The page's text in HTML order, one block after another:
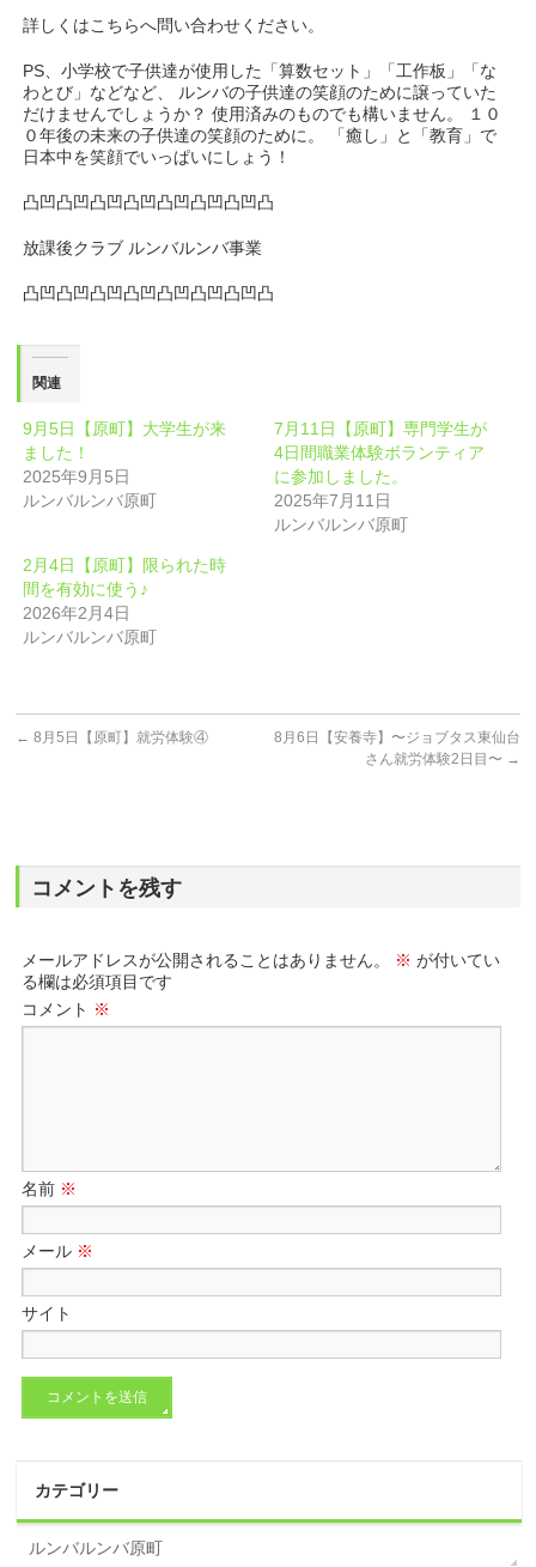
詳しくはこちらへ問い合わせください。
PS、小学校で子供達が使用した「算数セット」「工作板」「な
わとび」などなど、 ルンバの子供達の笑顔のために譲っていた
だけませんでしょうか？ 使用済みのものでも構いません。 １０
０年後の未来の子供達の笑顔のために。 「癒し」と「教育」で
日本中を笑顔でいっぱいにしょう！
凸凹凸凹凸凹凸凹凸凹凸凹凸凹凸
放課後クラブ ルンバルンバ事業
凸凹凸凹凸凹凸凹凸凹凸凹凸凹凸
関連
9月5日【原町】大学生が来
ました！
2025年9月5日
ルンバルンバ原町
7月11日【原町】専門学生が
4日間職業体験ボランティア
に参加しました。
2025年7月11日
ルンバルンバ原町
2月4日【原町】限られた時
間を有効に使う♪
2026年2月4日
ルンバルンバ原町
← 8月5日【原町】就労体験④
8月6日【安養寺】〜ジョブタス東仙台
さん就労体験2日目〜 →
コメントを残す
メールアドレスが公開されることはありません。 ※ が付いてい
る欄は必須項目です
コメント ※
名前 ※
メール ※
サイト
カテゴリー
ルンバルンバ原町